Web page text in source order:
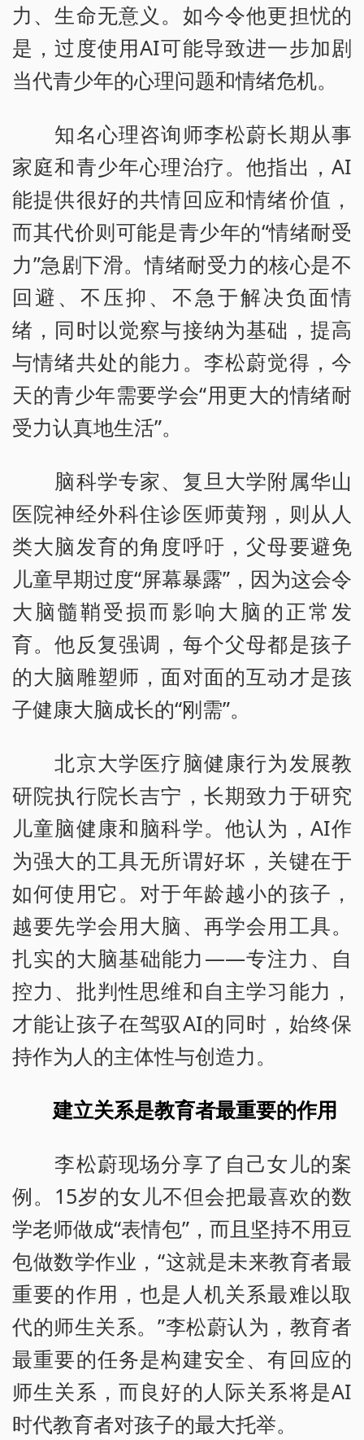
力、生命无意义。如今令他更担忧的
是，过度使用AI可能导致进一步加剧
当代青少年的心理问题和情绪危机。
知名心理咨询师李松蔚长期从事
家庭和青少年心理治疗。他指出，AI
能提供很好的共情回应和情绪价值，
而其代价则可能是青少年的“情绪耐受
力”急剧下滑。情绪耐受力的核心是不
回避、不压抑、不急于解决负面情
绪，同时以觉察与接纳为基础，提高
与情绪共处的能力。李松蔚觉得，今
天的青少年需要学会“用更大的情绪耐
受力认真地生活”。
脑科学专家、复旦大学附属华山
医院神经外科住诊医师黄翔，则从人
类大脑发育的角度呼吁，父母要避免
儿童早期过度“屏幕暴露”，因为这会令
大脑髓鞘受损而影响大脑的正常发
育。他反复强调，每个父母都是孩子
的大脑雕塑师，面对面的互动才是孩
子健康大脑成长的“刚需”。
北京大学医疗脑健康行为发展教
研院执行院长吉宁，长期致力于研究
儿童脑健康和脑科学。他认为，AI作
为强大的工具无所谓好坏，关键在于
如何使用它。对于年龄越小的孩子，
越要先学会用大脑、再学会用工具。
扎实的大脑基础能力——专注力、自
控力、批判性思维和自主学习能力，
才能让孩子在驾驭AI的同时，始终保
持作为人的主体性与创造力。
建立关系是教育者最重要的作用
李松蔚现场分享了自己女儿的案
例。15岁的女儿不但会把最喜欢的数
学老师做成“表情包”，而且坚持不用豆
包做数学作业，“这就是未来教育者最
重要的作用，也是人机关系最难以取
代的师生关系。”李松蔚认为，教育者
最重要的任务是构建安全、有回应的
师生关系，而良好的人际关系将是AI
时代教育者对孩子的最大托举。